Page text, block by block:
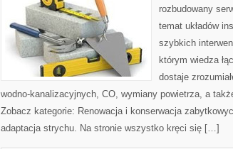
rozbudowany
temat układów
szybkich
którym wiedza
dostaje
wodno-kanalizacyjnych, CO, wymiany powietrza, a
Zobacz kategorie: Renowacja i konserwacja
adaptacja strychu. Na stronie wszystko kręci się […]